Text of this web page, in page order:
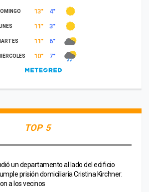
TOP 5
un departamento al lado del edificio
prisión domiciliaria Cristina Kirchner:
a los vecinos